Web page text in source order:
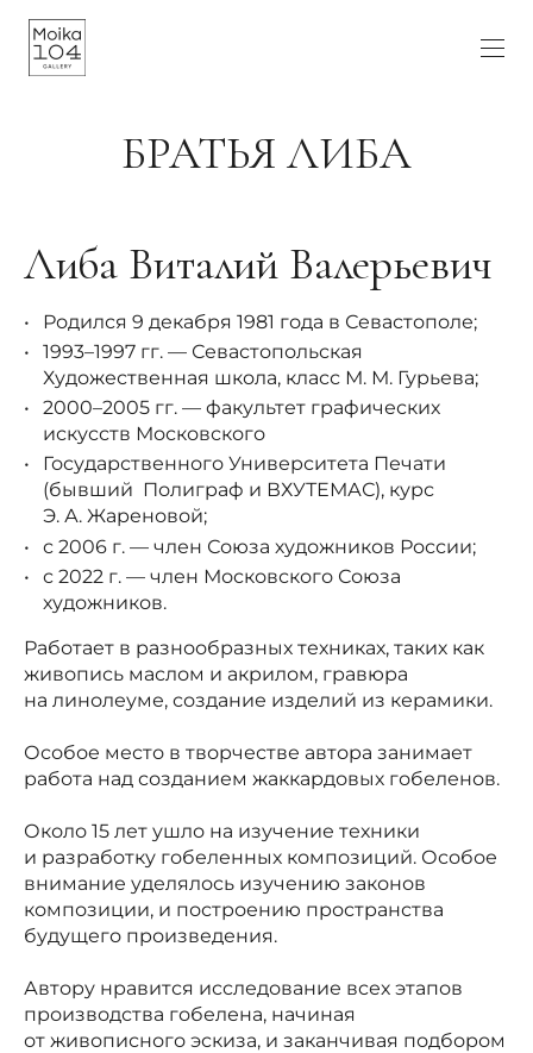
БРАТЬЯ ЛИБА
Либа Виталий Валерьевич
Родился 9 декабря 1981 года в Севастополе;
1993–1997 гг. — Севастопольская
Художественная школа, класс М. М. Гурьева;
2000–2005 гг. — факультет графических
искусств Московского
Государственного Университета Печати
(бывший Полиграф и ВХУТЕМАС), курс
Э. А. Жареновой;
с 2006 г. — член Союза художников России;
с 2022 г. — член Московского Союза
художников.
Работает в разнообразных техниках, таких как
живопись маслом и акрилом, гравюра
на линолеуме, создание изделий из керамики.
Особое место в творчестве автора занимает
работа над созданием жаккардовых гобеленов.
Около 15 лет ушло на изучение техники
и разработку гобеленных композиций. Особое
внимание уделялось изучению законов
композиции, и построению пространства
будущего произведения.
Автору нравится исследование всех этапов
производства гобелена, начиная
от живописного эскиза, и заканчивая подбором